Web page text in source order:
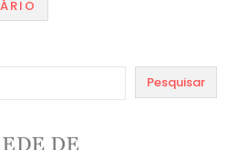
Pesquisar